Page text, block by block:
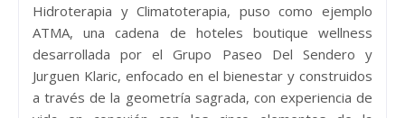
Hidroterapia y Climatoterapia, puso como ejemplo
ATMA, una cadena de hoteles boutique wellness
desarrollada por el Grupo Paseo Del Sendero y
Jurguen Klaric, enfocado en el bienestar y construidos
a través de la geometría sagrada, con experiencia de